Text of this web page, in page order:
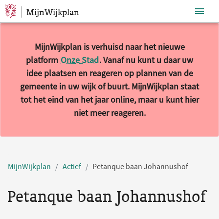
Sla navigatie over
MijnWijkplan
MijnWijkplan is verhuisd naar het nieuwe
platform Onze Stad. Vanaf nu kunt u daar uw
idee plaatsen en reageren op plannen van de
gemeente in uw wijk of buurt. MijnWijkplan staat
tot het eind van het jaar online, maar u kunt hier
niet meer reageren.
MijnWijkplan Actief Petanque baan Johannushof
Petanque baan Johannushof